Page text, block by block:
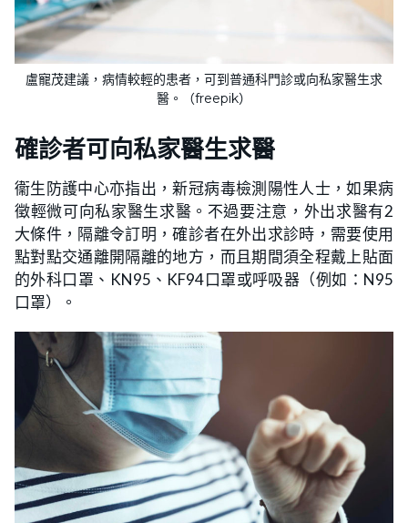
盧寵茂建議，病情較輕的患者，可到普通科門診或向私家醫生求
醫。（freepik）
確診者可向私家醫生求醫
衞生防護中心亦指出，新冠病毒檢測陽性人士，如果病
徵輕微可向私家醫生求醫。不過要注意，外出求醫有2
大條件，隔離令訂明，確診者在外出求診時，需要使用
點對點交通離開隔離的地方，而且期間須全程戴上貼面
的外科口罩、KN95、KF94口罩或呼吸器（例如：N95
口罩）。